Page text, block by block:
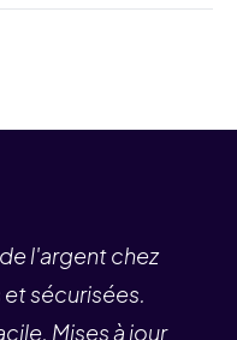
l'argent chez
sécurisées.
Mises à jour